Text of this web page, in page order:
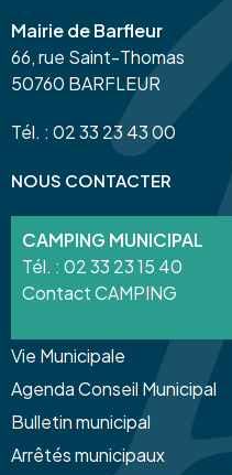
Mairie de Barfleur
66, rue Saint-Thomas
50760 BARFLEUR
Tél. : 02 33 23 43 00
NOUS CONTACTER
CAMPING MUNICIPAL
Tél. : 02 33 23 15 40
Contact CAMPING
Vie Municipale
Agenda Conseil Municipal
Bulletin municipal
Arrêtés municipaux